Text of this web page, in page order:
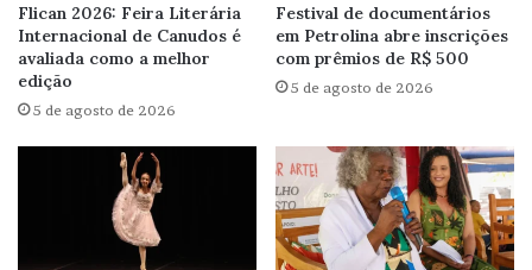
Flican 2026: Feira Literária
Internacional de Canudos é
avaliada como a melhor
edição
5 de agosto de 2026
Festival de documentários
em Petrolina abre inscrições
com prêmios de R$ 500
5 de agosto de 2026